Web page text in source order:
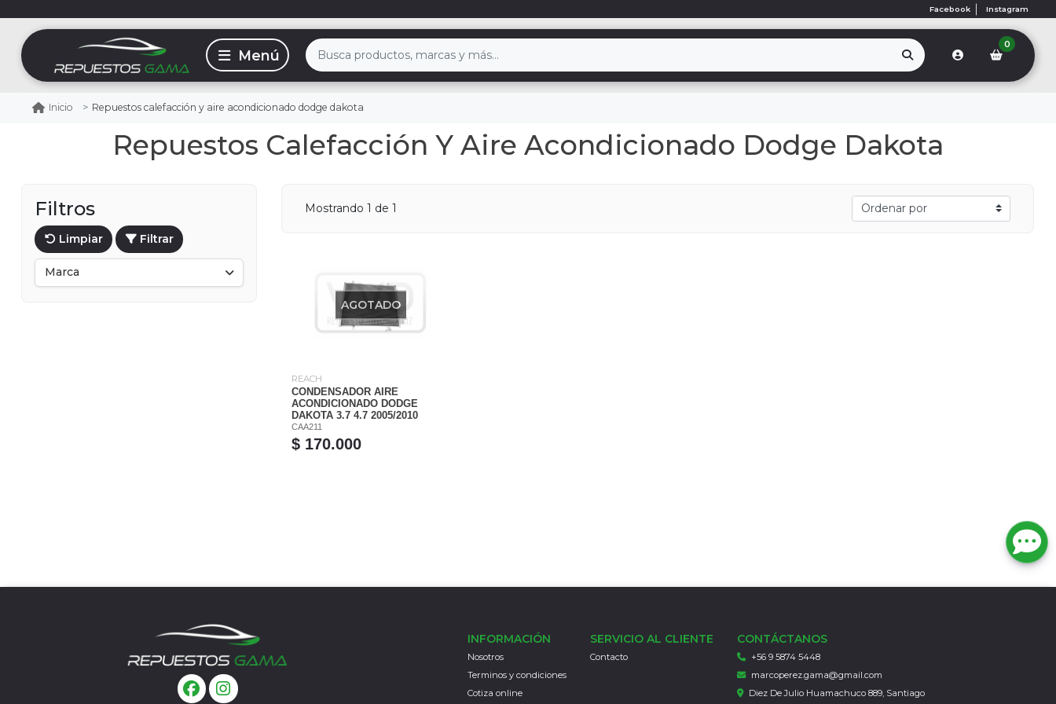
Facebook Instagram
0
Inicio Repuestos calefacción y aire acondicionado dodge dakota
Repuestos Calefacción Y Aire Acondicionado Dodge Dakota
Filtros
Limpiar Filtrar
Marca
Mostrando 1 de 1
AGOTADO
REACH
CONDENSADOR AIRE
ACONDICIONADO DODGE
DAKOTA 3.7 4.7 2005/2010
CAA211
$ 170.000
INFORMACIÓN
Nosotros
Terminos y condiciones
Cotiza online
SERVICIO AL CLIENTE
Contacto
CONTÁCTANOS
+56 9 5874 5448
marcoperez.gama@gmail.com
Diez De Julio Huamachuco 889, Santiago